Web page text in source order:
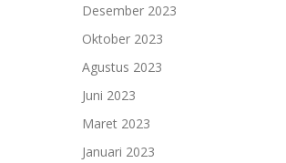
Desember 2023
Oktober 2023
Agustus 2023
Juni 2023
Maret 2023
Januari 2023